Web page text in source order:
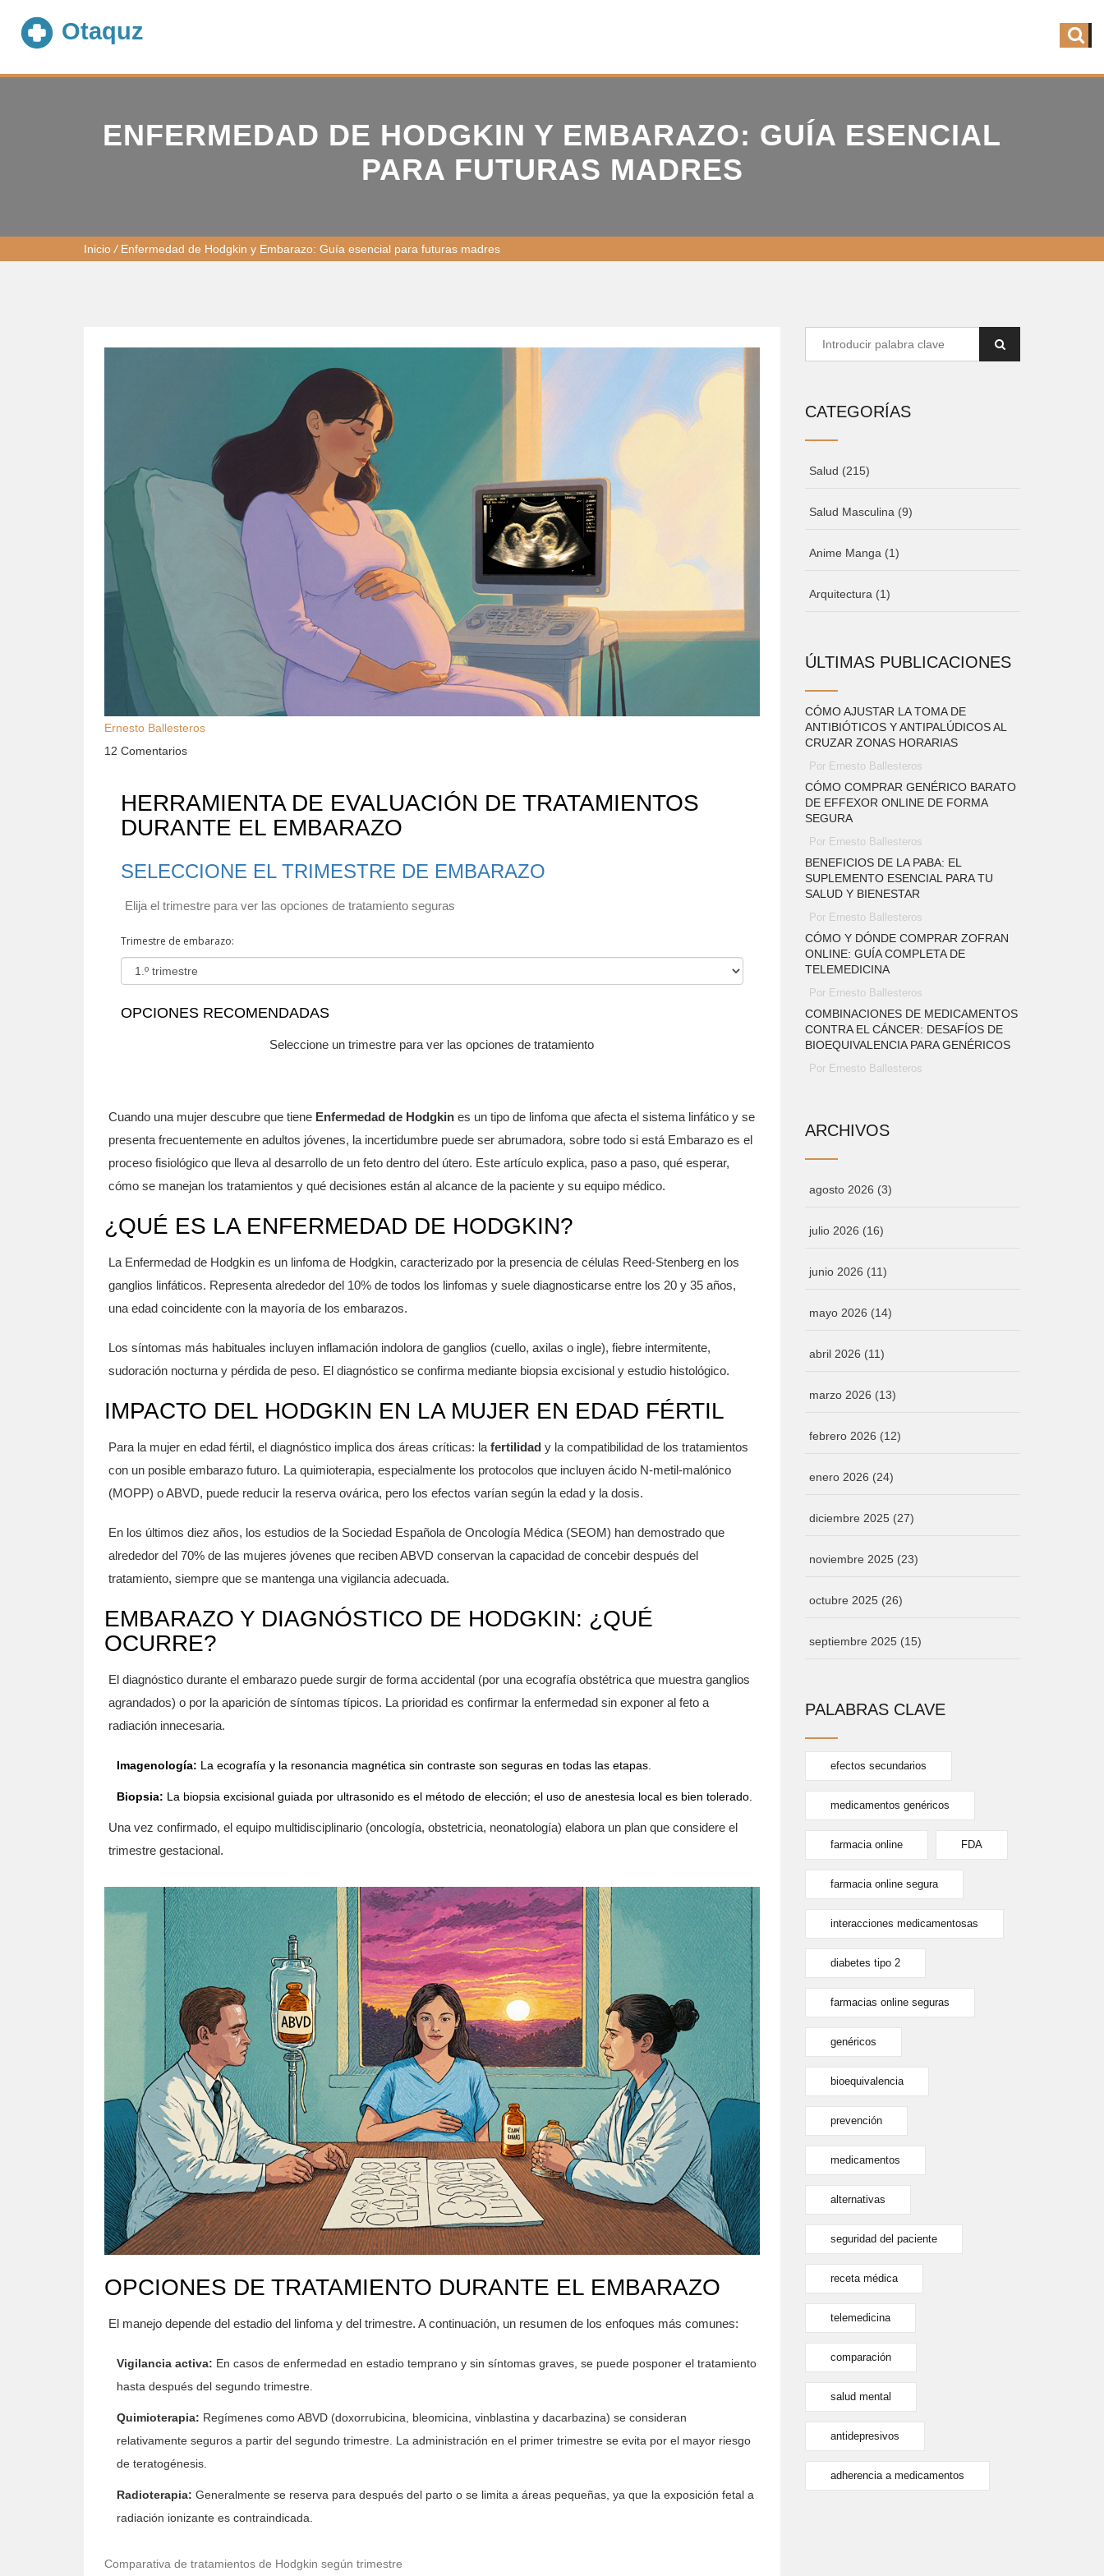
ENFERMEDAD DE HODGKIN Y EMBARAZO: GUÍA ESENCIAL
PARA FUTURAS MADRES
Inicio / Enfermedad de Hodgkin y Embarazo: Guía esencial para futuras madres
Ernesto Ballesteros
12 Comentarios
HERRAMIENTA DE EVALUACIÓN DE TRATAMIENTOS
DURANTE EL EMBARAZO
SELECCIONE EL TRIMESTRE DE EMBARAZO
Elija el trimestre para ver las opciones de tratamiento seguras
Trimestre de embarazo:
OPCIONES RECOMENDADAS
Seleccione un trimestre para ver las opciones de tratamiento
Cuando una mujer descubre que tiene Enfermedad de Hodgkin es un tipo de linfoma que afecta el sistema linfático y se
presenta frecuentemente en adultos jóvenes, la incertidumbre puede ser abrumadora, sobre todo si está Embarazo es el
proceso fisiológico que lleva al desarrollo de un feto dentro del útero. Este artículo explica, paso a paso, qué esperar,
cómo se manejan los tratamientos y qué decisiones están al alcance de la paciente y su equipo médico.
¿QUÉ ES LA ENFERMEDAD DE HODGKIN?
La Enfermedad de Hodgkin es un linfoma de Hodgkin, caracterizado por la presencia de células Reed‑Stenberg en los
ganglios linfáticos. Representa alrededor del 10% de todos los linfomas y suele diagnosticarse entre los 20 y 35 años,
una edad coincidente con la mayoría de los embarazos.
Los síntomas más habituales incluyen inflamación indolora de ganglios (cuello, axilas o ingle), fiebre intermitente,
sudoración nocturna y pérdida de peso. El diagnóstico se confirma mediante biopsia excisional y estudio histológico.
IMPACTO DEL HODGKIN EN LA MUJER EN EDAD FÉRTIL
Para la mujer en edad fértil, el diagnóstico implica dos áreas críticas: la fertilidad y la compatibilidad de los tratamientos
con un posible embarazo futuro. La quimioterapia, especialmente los protocolos que incluyen ácido N‑metil‑malónico
(MOPP) o ABVD, puede reducir la reserva ovárica, pero los efectos varían según la edad y la dosis.
En los últimos diez años, los estudios de la Sociedad Española de Oncología Médica (SEOM) han demostrado que
alrededor del 70% de las mujeres jóvenes que reciben ABVD conservan la capacidad de concebir después del
tratamiento, siempre que se mantenga una vigilancia adecuada.
EMBARAZO Y DIAGNÓSTICO DE HODGKIN: ¿QUÉ
OCURRE?
El diagnóstico durante el embarazo puede surgir de forma accidental (por una ecografía obstétrica que muestra ganglios
agrandados) o por la aparición de síntomas típicos. La prioridad es confirmar la enfermedad sin exponer al feto a
radiación innecesaria.
Imagenología: La ecografía y la resonancia magnética sin contraste son seguras en todas las etapas.
Biopsia: La biopsia excisional guiada por ultrasonido es el método de elección; el uso de anestesia local es bien tolerado.
Una vez confirmado, el equipo multidisciplinario (oncología, obstetricia, neonatología) elabora un plan que considere el
trimestre gestacional.
OPCIONES DE TRATAMIENTO DURANTE EL EMBARAZO
El manejo depende del estadio del linfoma y del trimestre. A continuación, un resumen de los enfoques más comunes:
Vigilancia activa: En casos de enfermedad en estadio temprano y sin síntomas graves, se puede posponer el tratamiento
hasta después del segundo trimestre.
Quimioterapia: Regímenes como ABVD (doxorrubicina, bleomicina, vinblastina y dacarbazina) se consideran
relativamente seguros a partir del segundo trimestre. La administración en el primer trimestre se evita por el mayor riesgo
de teratogénesis.
Radioterapia: Generalmente se reserva para después del parto o se limita a áreas pequeñas, ya que la exposición fetal a
radiación ionizante es contraindicada.
Comparativa de tratamientos de Hodgkin según trimestre
CATEGORÍAS
Salud (215)
Salud Masculina (9)
Anime Manga (1)
Arquitectura (1)
ÚLTIMAS PUBLICACIONES
CÓMO AJUSTAR LA TOMA DE
ANTIBIÓTICOS Y ANTIPALÚDICOS AL
CRUZAR ZONAS HORARIAS
Por Ernesto Ballesteros
CÓMO COMPRAR GENÉRICO BARATO
DE EFFEXOR ONLINE DE FORMA
SEGURA
Por Ernesto Ballesteros
BENEFICIOS DE LA PABA: EL
SUPLEMENTO ESENCIAL PARA TU
SALUD Y BIENESTAR
Por Ernesto Ballesteros
CÓMO Y DÓNDE COMPRAR ZOFRAN
ONLINE: GUÍA COMPLETA DE
TELEMEDICINA
Por Ernesto Ballesteros
COMBINACIONES DE MEDICAMENTOS
CONTRA EL CÁNCER: DESAFÍOS DE
BIOEQUIVALENCIA PARA GENÉRICOS
Por Ernesto Ballesteros
ARCHIVOS
agosto 2026 (3)
julio 2026 (16)
junio 2026 (11)
mayo 2026 (14)
abril 2026 (11)
marzo 2026 (13)
febrero 2026 (12)
enero 2026 (24)
diciembre 2025 (27)
noviembre 2025 (23)
octubre 2025 (26)
septiembre 2025 (15)
PALABRAS CLAVE
efectos secundarios
medicamentos genéricos
farmacia online FDA
farmacia online segura
interacciones medicamentosas
diabetes tipo 2
farmacias online seguras
genéricos
bioequivalencia
prevención
medicamentos
alternativas
seguridad del paciente
receta médica
telemedicina
comparación
salud mental
antidepresivos
adherencia a medicamentos